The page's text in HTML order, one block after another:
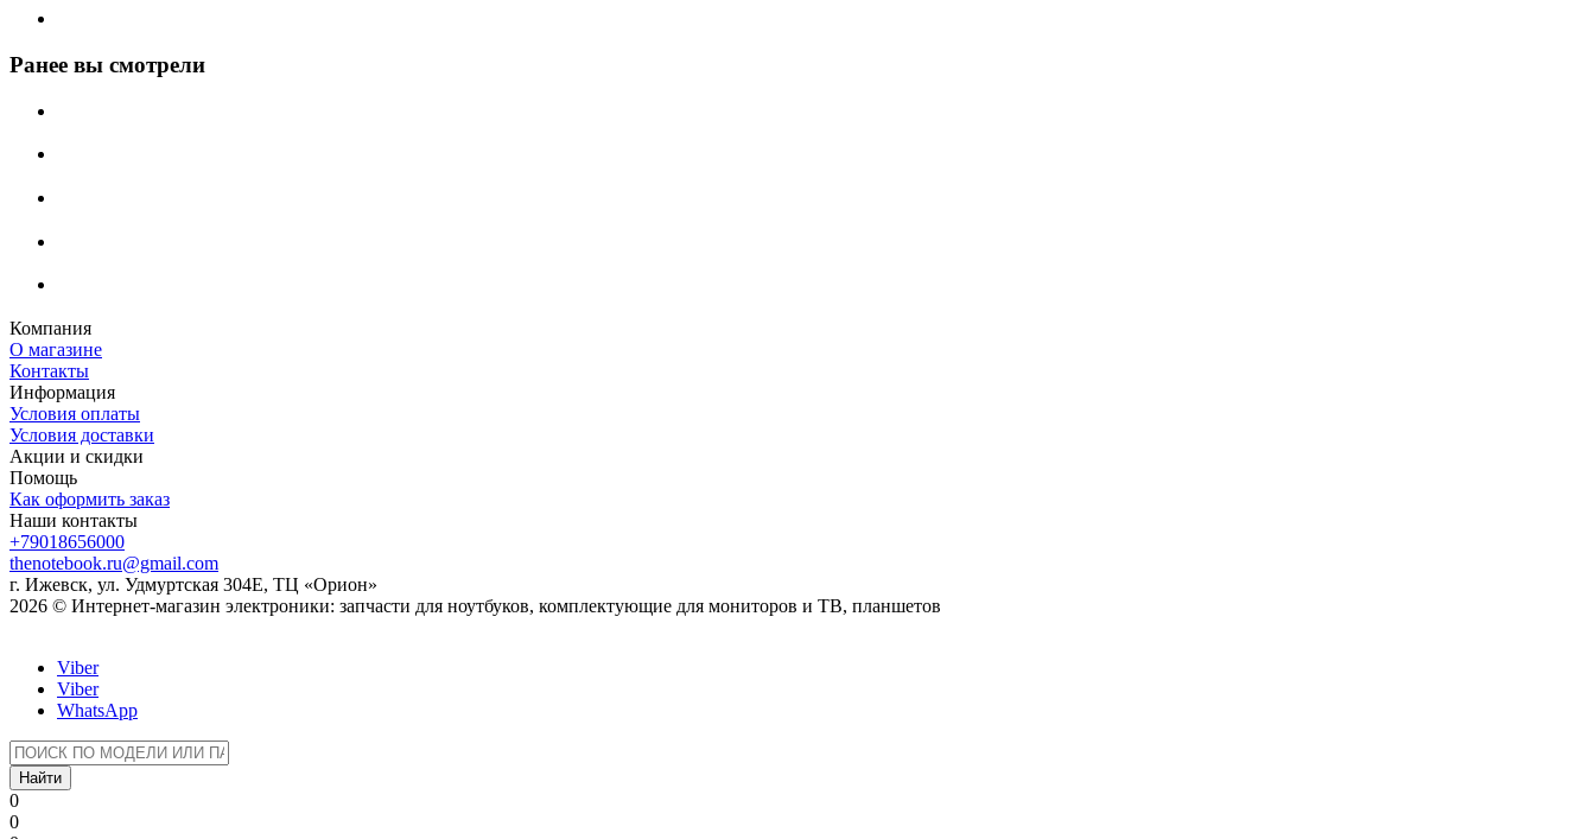
Ранее вы смотрели
Компания
О магазине
Контакты
Информация
Условия оплаты
Условия доставки
Акции и скидки
Помощь
Как оформить заказ
Наши контакты
+79018656000
thenotebook.ru@gmail.com
г. Ижевск, ул. Удмуртская 304Е, ТЦ «Орион»
2026 © Интернет-магазин электроники: запчасти для ноутбуков, комплектующие для мониторов и ТВ, планшетов
Viber
Viber
WhatsApp
Найти
0
0